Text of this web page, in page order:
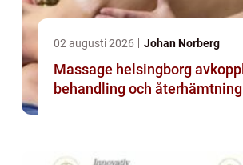
02 augusti 2026 Johan Norberg
Massage helsingborg avkoppling,
behandling och återhämtning